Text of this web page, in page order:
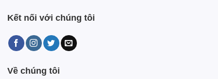
Kết nối với chúng tôi
Về chúng tôi